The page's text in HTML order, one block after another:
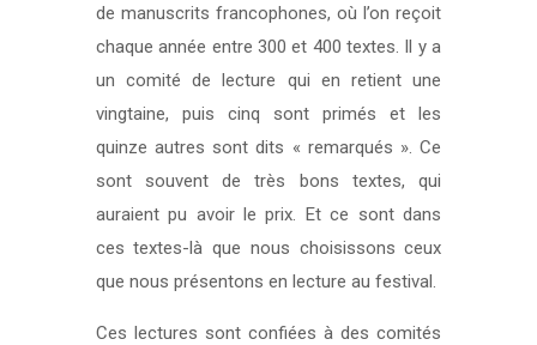
de manuscrits francophones, où l’on reçoit
chaque année entre 300 et 400 textes. Il y a
un comité de lecture qui en retient une
vingtaine, puis cinq sont primés et les
quinze autres sont dits « remarqués ». Ce
sont souvent de très bons textes, qui
auraient pu avoir le prix. Et ce sont dans
ces textes-là que nous choisissons ceux
que nous présentons en lecture au festival.
Ces lectures sont confiées à des comités